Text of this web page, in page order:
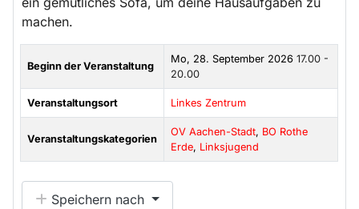
machen.
Beginn der Veranstaltung
Mo, 28. September 202617.00 -
20.00
Veranstaltungsort Linkes Zentrum
Veranstaltungskategorien
OV Aachen-Stadt, BO Rothe
Erde, Linksjugend
Speichern nach